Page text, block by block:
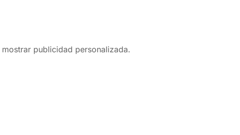
publicidad personalizada.